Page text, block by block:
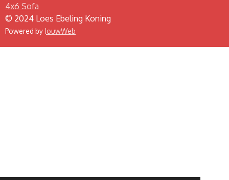
4x6 Sofa
© 2024 Loes Ebeling Koning
Powered by JouwWeb